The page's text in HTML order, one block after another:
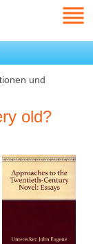
und
old?